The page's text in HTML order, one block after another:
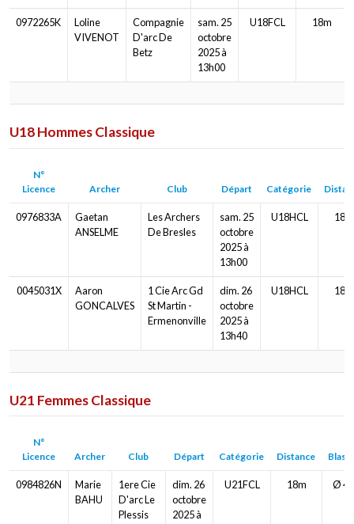
0972265K
Loline
VIVENOT
Compagnie
D'arc De
Betz
sam. 25
octobre
2025 à
13h00
U18FCL 18m
U18 Hommes Classique
N°
Licence
Archer Club Départ Catégorie
0976833A
Gaetan
ANSELME
Les Archers
De Bresles
sam. 25
octobre
2025 à
13h00
U18HCL 18m
0045031X
Aaron
GONCALVES
1 Cie Arc Gd
St Martin -
Ermenonville
dim. 26
octobre
2025 à
13h40
U18HCL 18m
U21 Femmes Classique
N°
Licence
Archer Club Départ Catégorie Distance
0984826N
Marie
BAHU
1ere Cie
D'arc Le
Plessis
dim. 26
octobre
2025 à
U21FCL 18m Ø 40